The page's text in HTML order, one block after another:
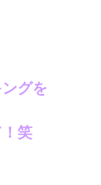
グを
笑